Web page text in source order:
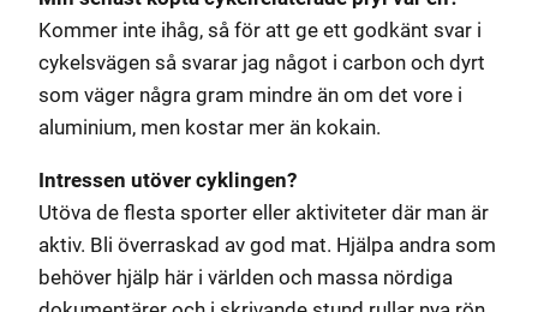
Kommer inte ihåg, så för att ge ett godkänt svar i
cykelsvägen så svarar jag något i carbon och dyrt
som väger några gram mindre än om det vore i
aluminium, men kostar mer än kokain.
Intressen utöver cyklingen?
Utöva de flesta sporter eller aktiviteter där man är
aktiv. Bli överraskad av god mat. Hjälpa andra som
behöver hjälp här i världen och massa nördiga